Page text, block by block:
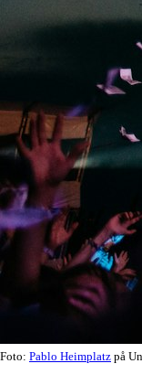
Foto: Pablo Heimplatz på